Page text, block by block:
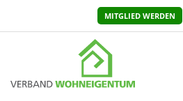
MITGLIED WERDEN